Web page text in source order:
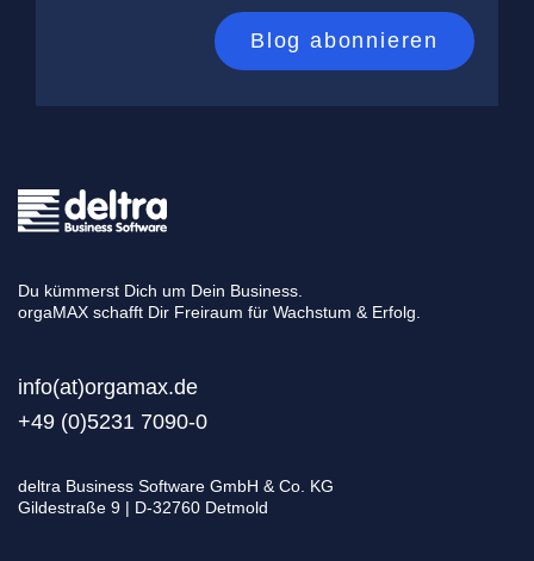
Du kümmerst Dich um Dein Business.
orgaMAX schafft Dir Freiraum für Wachstum & Erfolg.
info(at)orgamax.de
+49 (0)5231 7090-0
deltra Business Software GmbH & Co. KG
Gildestraße 9 | D-32760 Detmold